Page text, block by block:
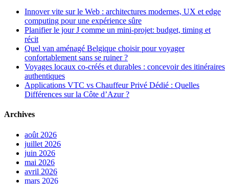
Innover vite sur le Web : architectures modernes, UX et edge
computing pour une expérience sûre
Planifier le jour J comme un mini-projet: budget, timing et
récit
Quel van aménagé Belgique choisir pour voyager
confortablement sans se ruiner ?
Voyages locaux co-créés et durables : concevoir des itinéraires
authentiques
Applications VTC vs Chauffeur Privé Dédié : Quelles
Différences sur la Côte d’Azur ?
Archives
août 2026
juillet 2026
juin 2026
mai 2026
avril 2026
mars 2026